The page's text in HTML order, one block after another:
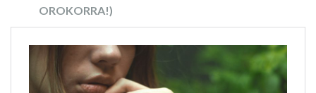
OROKORRA!)